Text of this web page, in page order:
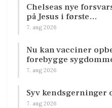
Chelseas nye
på Jesus i første…
7. aug 2026
Nu kan vacciner
forebygge
7. aug 2026
Syv kendsgerninger
7. aug 2026